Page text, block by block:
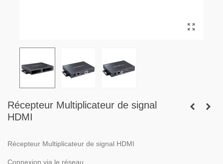
Récepteur Multiplicateur de signal
HDMI
Récepteur Multiplicateur de signal HDMI
Connexion via le réseau